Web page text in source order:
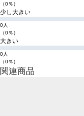
（0％）
少し大きい
0人
（0％）
大きい
0人
（0％）
関連商品